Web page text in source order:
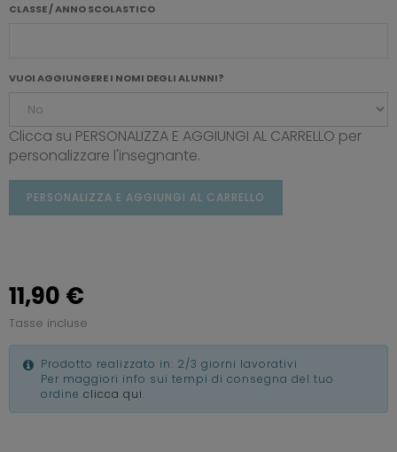
CLASSE / ANNO SCOLASTICO
VUOI AGGIUNGERE I NOMI DEGLI ALUNNI?
Clicca su PERSONALIZZA E AGGIUNGI AL CARRELLO per
personalizzare l'insegnante.
PERSONALIZZA E AGGIUNGI AL CARRELLO
11,90 €
Tasse incluse
Prodotto realizzato in: 2/3 giorni lavorativi
Per maggiori info sui tempi di consegna del tuo
ordine clicca qui.